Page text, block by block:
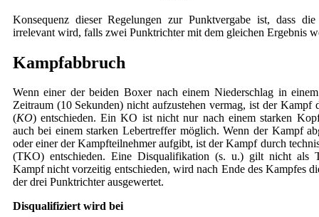
Konsequenz dieser Regelungen zur Punktvergabe ist, dass
irrelevant wird, falls zwei Punktrichter mit dem gleichen Ergebnis
Kampfabbruch
Wenn einer der beiden Boxer nach einem Niederschlag in
Zeitraum (10 Sekunden) nicht aufzustehen vermag, ist der Kampf
(KO) entschieden. Ein KO ist nicht nur nach einem starken
auch bei einem starken Lebertreffer möglich. Wenn der Kampf
oder einer der Kampfteilnehmer aufgibt, ist der Kampf durch
(TKO) entschieden. Eine Disqualifikation (s. u.) gilt nicht als
Kampf nicht vorzeitig entschieden, wird nach Ende des Kampfes
der drei Punktrichter ausgewertet.
Disqualifiziert wird bei